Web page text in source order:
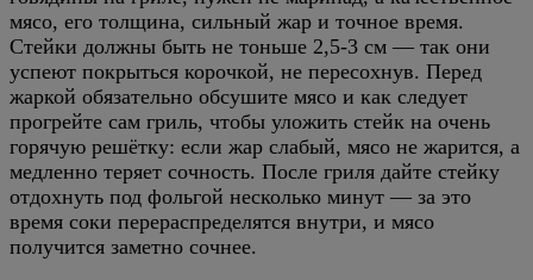
мясо, его толщина, сильный жар и точное время.
Стейки должны быть не тоньше 2,5-3 см — так они
успеют покрыться корочкой, не пересохнув. Перед
жаркой обязательно обсушите мясо и как следует
прогрейте сам гриль, чтобы уложить стейк на очень
горячую решётку: если жар слабый, мясо не жарится, а
медленно теряет сочность. После гриля дайте стейку
отдохнуть под фольгой несколько минут — за это
время соки перераспределятся внутри, и мясо
получится заметно сочнее.